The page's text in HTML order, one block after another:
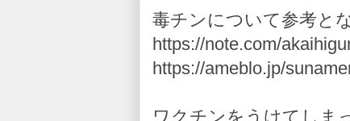
毒チンについて参考と
https://note.com/
https://ameblo.jp/
ワクチンをうけてしま